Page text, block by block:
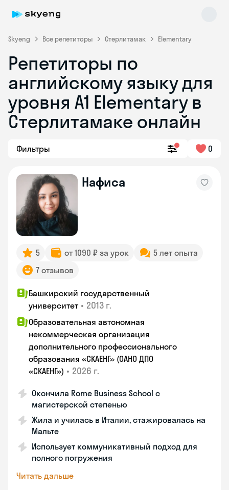
Skyeng Все репетиторы Стерлитамак Elementary
Репетиторы по
английскому языку для
уровня A1 Elementary в
Стерлитамаке онлайн
Фильтры 0
Нафиса
5 от 1090 ₽ за урок
5 лет опыта
7 отзывов
Башкирский государственный
университет • 2013 г.
Образовательная автономная
некоммерческая организация
дополнительного профессионального
образования «СКАЕНГ» (ОАНО ДПО
«СКАЕНГ») • 2026 г.
Окончила Rome Business School с
магистерской степенью
Жила и училась в Италии, стажировалась на
Мальте
Использует коммуникативный подход для
полного погружения
Читать дальше
Skyeng Chat